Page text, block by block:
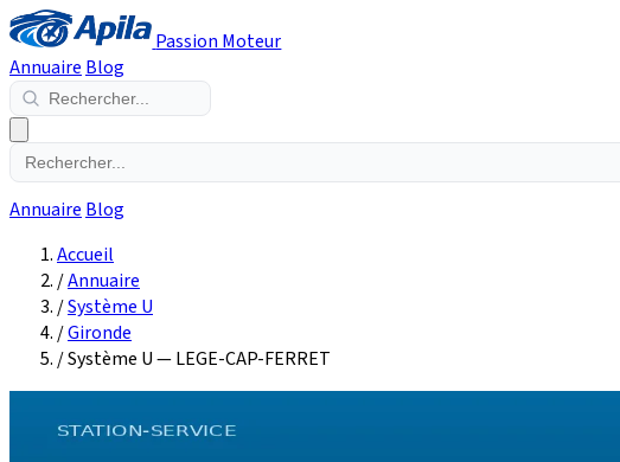
Passion Moteur
Annuaire Blog
Annuaire Blog
Accueil
/Annuaire
/Système U
/Gironde
/Système U — LEGE-CAP-FERRET